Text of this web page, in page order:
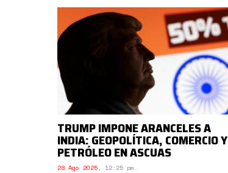
TRUMP IMPONE ARANCELES A
INDIA: GEOPOLÍTICA, COMERCIO Y
PETRÓLEO EN ASCUAS
28 Ago 2025, 12:25 pm.